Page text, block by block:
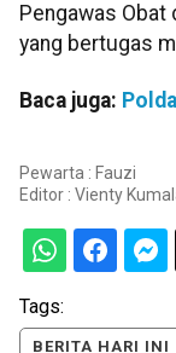
Pengawas Obat
yang bertugas
Baca juga:
Pewarta : Fauzi
Editor : Vienty
Tags:
BERITA HARI INI